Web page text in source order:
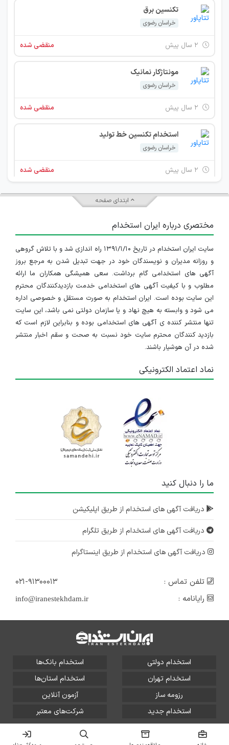
تکنسین برق
خراسان رضوی
منقضی شده
مونتاژکار نمانیک
خراسان رضوی
منقضی شده
استخدام تکنسین خط تولید
خراسان رضوی
منقضی شده
تکنسین بهره برداری
خراسان رضوی
۳ سال پیش منقضی شده
استخدام تکنسین خط تولید
خراسان رضوی
۳ سال پیش منقضی شده
اپراتور و بهره بردار نیروگاه CHP
خراسان رضوی
خراسان رضوی
خراسان رضوی
۳ سال پیش
اپراتور و بهره بردار نیروگاه CHP
خراسان رضوی
ابتدای صفحه
مختصری درباره ایران استخدام
سایت ایران استخدام در تاریخ ۱۳۹۱/۱/۱۰ راه اندازی شد و با تلاش گروهی
و روزانه مدیران و نویسندگان خود در جهت تبدیل شدن به مرجع بروز
آگهی های استخدامی گام برداشت. سعی همیشگی همکاران ما ارائه
مطلوب و با کیفیت آگهی های استخدامی خدمت بازدیدکنندگان محترم
این سایت بوده است. ایران استخدام به صورت مستقل و خصوصی اداره
می شود و وابسته به هیچ نهاد و یا سازمان دولتی نمی باشد، این سایت
تنها منتشر کننده ی آگهی های استخدامی بوده و بنابراین لازم است که
بازدید کنندگان محترم سایت خود نسبت به صحت و سقم اخبار منتشر
شده در آن هوشیار باشند.
نماد اعتماد الکترونیکی
ما را دنبال کنید
دریافت آگهی های استخدام از طریق اپلیکیشن
دریافت آگهی های استخدام از طریق تلگرام
دریافت آگهی های استخدام از طریق اینستاگرام
تلفن تماس :
۰۲۱-۹۱۳۰۰۰۱۳
رایانامه :
info@iranestekhdam.ir
استخدام دولتی
استخدام بانک‌ها
استخدام تهران
استخدام استان‌ها
رزومه ساز
آزمون آنلاین
استخدام جدید
شرکت‌های معتبر
تمامی حقوق این سایت برای آلتین سیستم محفوظ است و هر
گونه سوءاستفاده از آن پیگرد قانونی دارد.